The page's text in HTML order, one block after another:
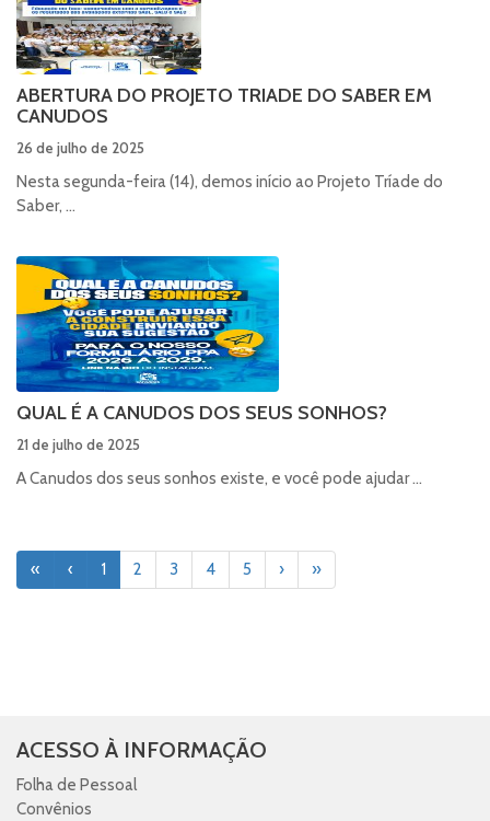
ABERTURA DO PROJETO TRIADE DO SABER EM
CANUDOS
26 de julho de 2025
Nesta segunda-feira (14), demos início ao Projeto Tríade do
Saber, ...
QUAL É A CANUDOS DOS SEUS SONHOS?
21 de julho de 2025
A Canudos dos seus sonhos existe, e você pode ajudar ...
« ‹ 1 2 3 4 5 › »
ACESSO À INFORMAÇÃO
Folha de Pessoal
Convênios